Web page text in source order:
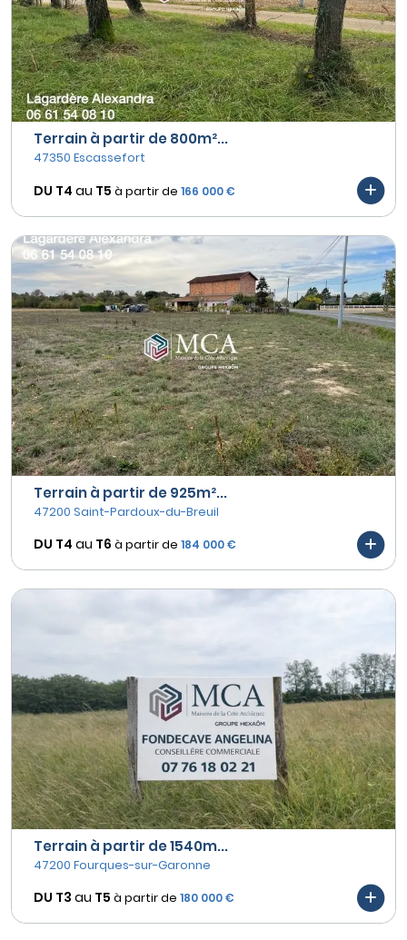
Terrain à partir de 800m²...
47350 Escassefort
DU T4 au T5 à partir de 166 000 €
Terrain à partir de 925m²...
47200 Saint-Pardoux-du-Breuil
DU T4 au T6 à partir de 184 000 €
Terrain à partir de 1540m...
47200 Fourques-sur-Garonne
DU T3 au T5 à partir de 180 000 €